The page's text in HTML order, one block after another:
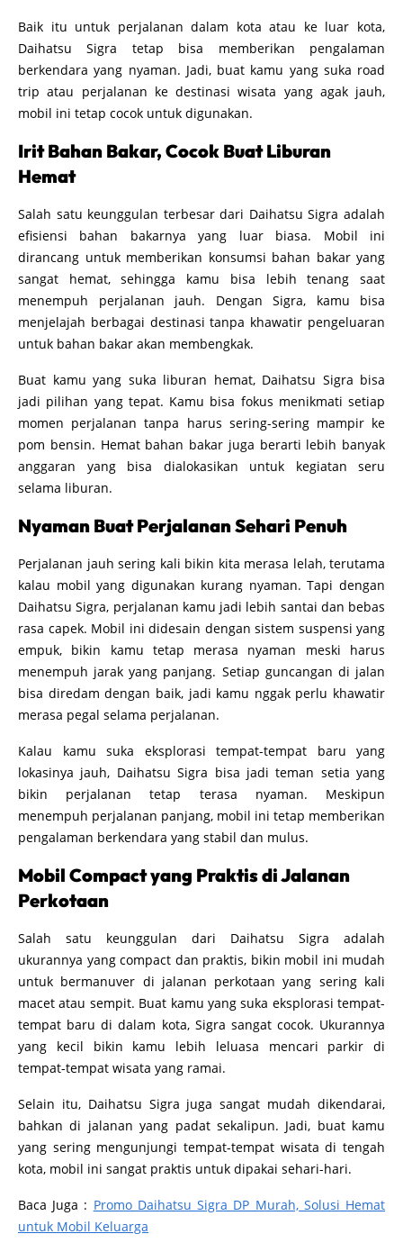
Baik itu untuk perjalanan dalam kota atau ke luar kota,
Daihatsu Sigra tetap bisa memberikan pengalaman
berkendara yang nyaman. Jadi, buat kamu yang suka road
trip atau perjalanan ke destinasi wisata yang agak jauh,
mobil ini tetap cocok untuk digunakan.
Irit Bahan Bakar, Cocok Buat Liburan
Hemat
Salah satu keunggulan terbesar dari Daihatsu Sigra adalah
efisiensi bahan bakarnya yang luar biasa. Mobil ini
dirancang untuk memberikan konsumsi bahan bakar yang
sangat hemat, sehingga kamu bisa lebih tenang saat
menempuh perjalanan jauh. Dengan Sigra, kamu bisa
menjelajah berbagai destinasi tanpa khawatir pengeluaran
untuk bahan bakar akan membengkak.
Buat kamu yang suka liburan hemat, Daihatsu Sigra bisa
jadi pilihan yang tepat. Kamu bisa fokus menikmati setiap
momen perjalanan tanpa harus sering-sering mampir ke
pom bensin. Hemat bahan bakar juga berarti lebih banyak
anggaran yang bisa dialokasikan untuk kegiatan seru
selama liburan.
Nyaman Buat Perjalanan Sehari Penuh
Perjalanan jauh sering kali bikin kita merasa lelah, terutama
kalau mobil yang digunakan kurang nyaman. Tapi dengan
Daihatsu Sigra, perjalanan kamu jadi lebih santai dan bebas
rasa capek. Mobil ini didesain dengan sistem suspensi yang
empuk, bikin kamu tetap merasa nyaman meski harus
menempuh jarak yang panjang. Setiap guncangan di jalan
bisa diredam dengan baik, jadi kamu nggak perlu khawatir
merasa pegal selama perjalanan.
Kalau kamu suka eksplorasi tempat-tempat baru yang
lokasinya jauh, Daihatsu Sigra bisa jadi teman setia yang
bikin perjalanan tetap terasa nyaman. Meskipun
menempuh perjalanan panjang, mobil ini tetap memberikan
pengalaman berkendara yang stabil dan mulus.
Mobil Compact yang Praktis di Jalanan
Perkotaan
Salah satu keunggulan dari Daihatsu Sigra adalah
ukurannya yang compact dan praktis, bikin mobil ini mudah
untuk bermanuver di jalanan perkotaan yang sering kali
macet atau sempit. Buat kamu yang suka eksplorasi tempat-
tempat baru di dalam kota, Sigra sangat cocok. Ukurannya
yang kecil bikin kamu lebih leluasa mencari parkir di
tempat-tempat wisata yang ramai.
Selain itu, Daihatsu Sigra juga sangat mudah dikendarai,
bahkan di jalanan yang padat sekalipun. Jadi, buat kamu
yang sering mengunjungi tempat-tempat wisata di tengah
kota, mobil ini sangat praktis untuk dipakai sehari-hari.
Baca Juga : Promo Daihatsu Sigra DP Murah, Solusi Hemat
untuk Mobil Keluarga